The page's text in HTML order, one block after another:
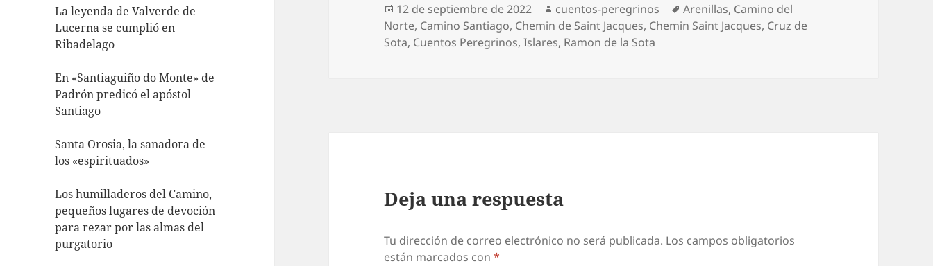
La leyenda de Valverde de
Lucerna se cumplió en
Ribadelago
En «Santiaguiño do Monte» de
Padrón predicó el apóstol
Santiago
Santa Orosia, la sanadora de
los «espirituados»
Los humilladeros del Camino,
pequeños lugares de devoción
para rezar por las almas del
purgatorio
Publicado
el
12 de septiembre de 2022 Autor
cuentos-peregrinos Etiquetas
Arenillas, Camino del
Norte, Camino Santiago, Chemin de Saint Jacques, Chemin Saint Jacques, Cruz de
Sota, Cuentos Peregrinos,Islares, Ramon de la Sota
Deja una respuesta
Tu dirección de correo electrónico no será publicada. Los campos obligatorios
están marcados con*